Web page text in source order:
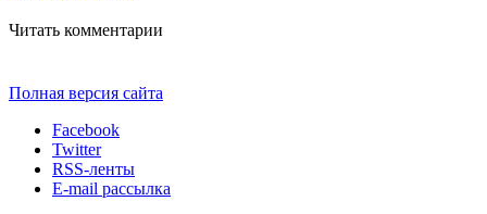
Читать комментарии
Полная версия сайта
Facebook
Twitter
RSS-ленты
E-mail рассылка